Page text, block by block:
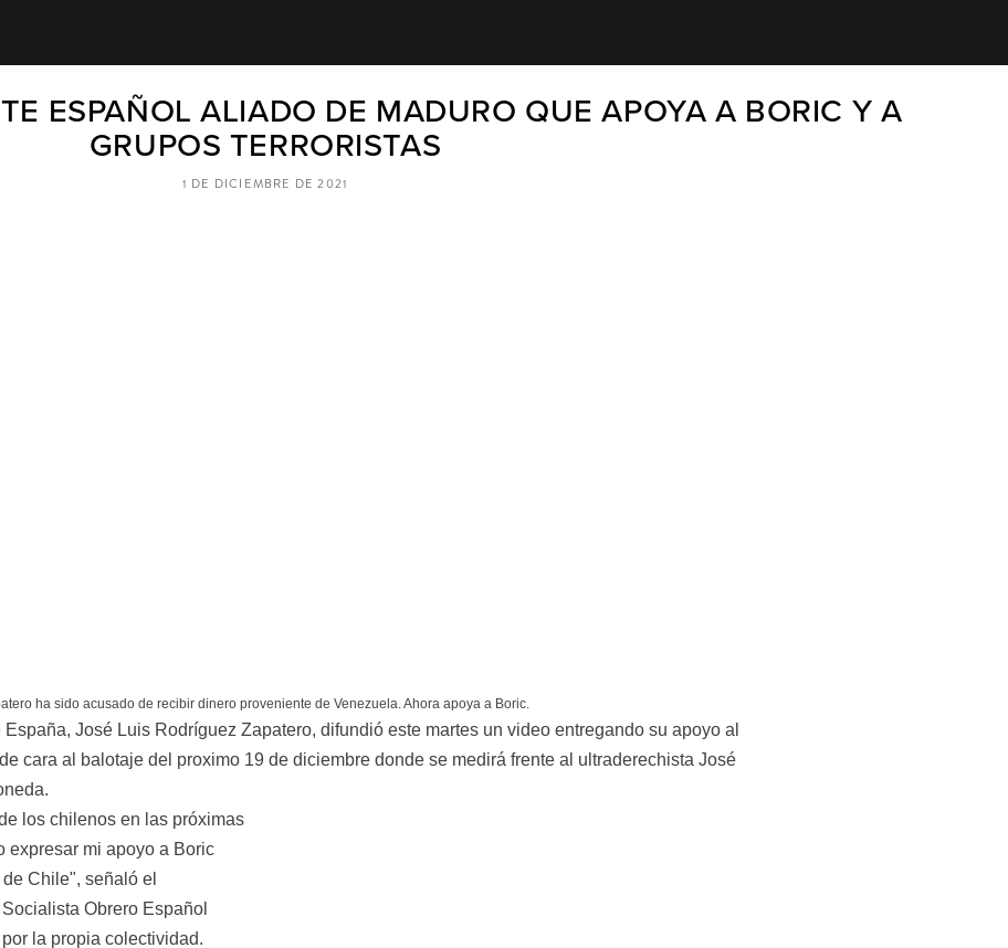
ESPAÑOL ALIADO DE MADURO QUE APOYA A BORIC Y A
GRUPOS TERRORISTAS
ha sido acusado de recibir dinero proveniente de Venezuela. Ahora apoya a Boric.
José Luis Rodríguez Zapatero, difundió este martes un video entregando su apoyo al
cara al balotaje del proximo 19 de diciembre donde se medirá frente al ultraderechista José
los chilenos en las próximas
expresar mi apoyo a Boric
Chile", señaló el
Obrero Español
la propia colectividad.
1 DE DICIEMBRE DE 2021